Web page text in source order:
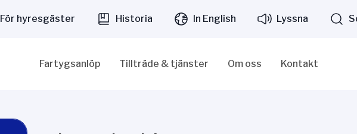
För hyresgäster Historia In English Lyssna
Fartygsanlöp Tillträde & tjänster Om oss Kontakt